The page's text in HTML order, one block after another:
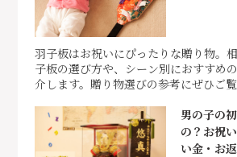
羽子板はお祝いにぴったりな贈り物。
子板の選び方や、シーン別におすすめ
介します。贈り物選びの参考にぜひご
男の子の
の？お祝
い金・お